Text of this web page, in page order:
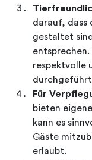
darauf,
gestaltet
respektvolle
Für
bieten
kann es
Gäste
erlaubt.